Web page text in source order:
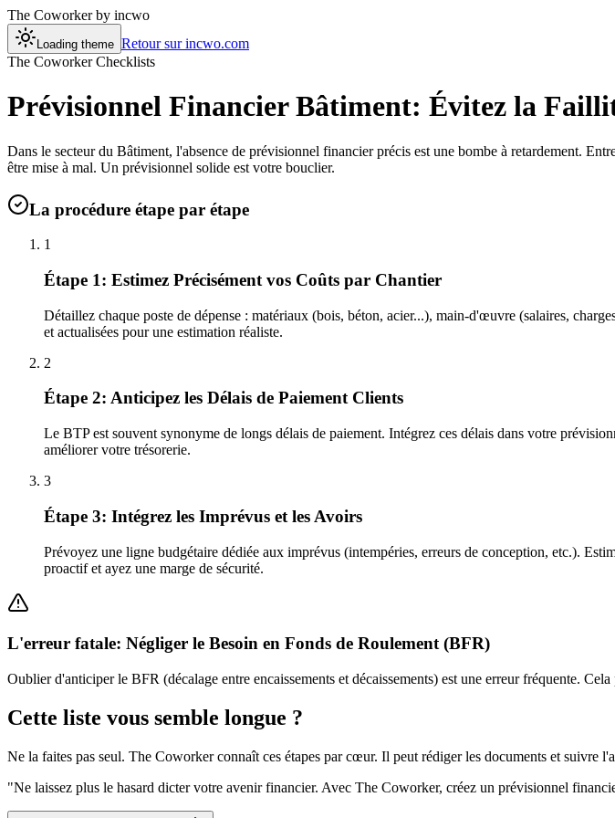
The Coworkerby incwo
Loading theme Retour sur incwo.com
The Coworker Checklists
Prévisionnel Financier Bâtiment: Évitez la
Dans le secteur du Bâtiment, l'absence de prévisionnel financier précis est une bombe à retardement.
être mise à mal. Un prévisionnel solide est votre bouclier.
La procédure étape par étape
1
Étape 1: Estimez Précisément vos Coûts par Chantier
Détaillez chaque poste de dépense : matériaux (bois, béton, acier...), main-d'œuvre (salaires,
et actualisées pour une estimation réaliste.
2
Étape 2: Anticipez les Délais de Paiement Clients
Le BTP est souvent synonyme de longs délais de paiement. Intégrez ces délais dans votre
améliorer votre trésorerie.
3
Étape 3: Intégrez les Imprévus et les Avoirs
Prévoyez une ligne budgétaire dédiée aux imprévus (intempéries, erreurs de conception, etc.).
proactif et ayez une marge de sécurité.
L'erreur fatale: Négliger le Besoin en Fonds de Roulement (BFR)
Oublier d'anticiper le BFR (décalage entre encaissements et décaissements) est une erreur fréquente.
Cette liste vous semble longue ?
Ne la faites pas seul. The Coworker connaît ces étapes par cœur. Il peut rédiger les documents et suivre
"Ne laissez plus le hasard dicter votre avenir financier. Avec The Coworker, créez un prévisionnel